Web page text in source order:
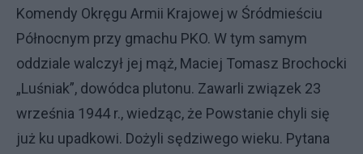
Komendy Okręgu Armii Krajowej w Śródmieściu
Północnym przy gmachu PKO. W tym samym
oddziale walczył jej mąż, Maciej Tomasz Brochocki
„Luśniak”, dowódca plutonu. Zawarli związek 23
września 1944 r., wiedząc, że Powstanie chyli się
już ku upadkowi. Dożyli sędziwego wieku. Pytana